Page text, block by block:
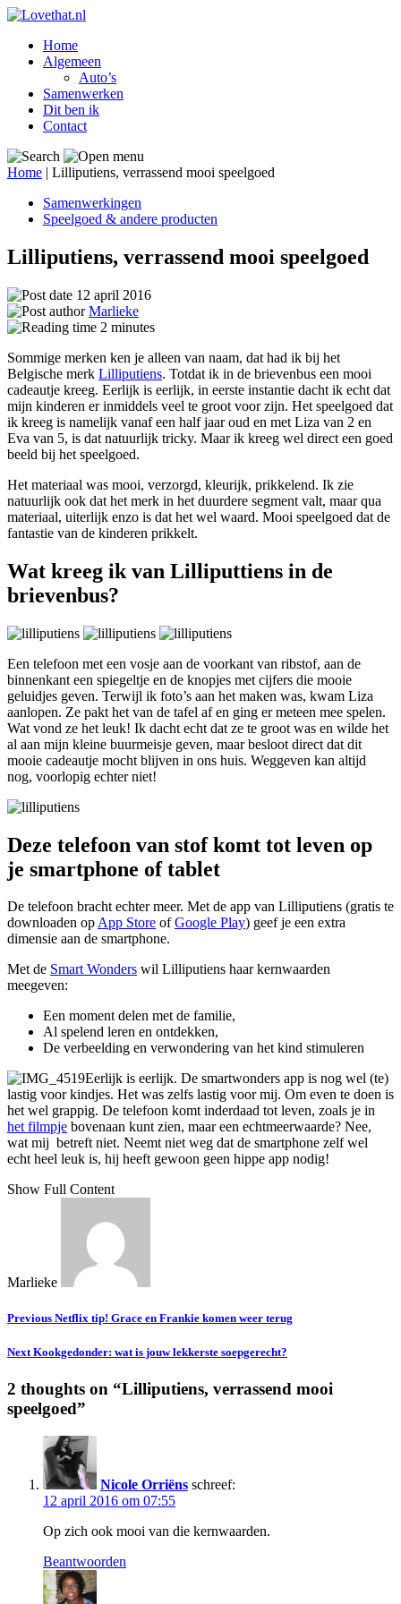
Home
Algemeen
Auto’s
Samenwerken
Dit ben ik
Contact
Home | Lilliputiens, verrassend mooi speelgoed
Samenwerkingen
Speelgoed & andere producten
Lilliputiens, verrassend mooi speelgoed
12 april 2016
Marlieke
2 minutes
Sommige merken ken je alleen van naam, dat had ik bij het
Belgische merk Lilliputiens. Totdat ik in de brievenbus een mooi
cadeautje kreeg. Eerlijk is eerlijk, in eerste instantie dacht ik echt dat
mijn kinderen er inmiddels veel te groot voor zijn. Het speelgoed dat
ik kreeg is namelijk vanaf een half jaar oud en met Liza van 2 en
Eva van 5, is dat natuurlijk tricky. Maar ik kreeg wel direct een goed
beeld bij het speelgoed.
Het materiaal was mooi, verzorgd, kleurijk, prikkelend. Ik zie
natuurlijk ook dat het merk in het duurdere segment valt, maar qua
materiaal, uiterlijk enzo is dat het wel waard. Mooi speelgoed dat de
fantastie van de kinderen prikkelt.
Wat kreeg ik van Lilliputtiens in de
brievenbus?
Een telefoon met een vosje aan de voorkant van ribstof, aan de
binnenkant een spiegeltje en de knopjes met cijfers die mooie
geluidjes geven. Terwijl ik foto’s aan het maken was, kwam Liza
aanlopen. Ze pakt het van de tafel af en ging er meteen mee spelen.
Wat vond ze het leuk! Ik dacht echt dat ze te groot was en wilde het
al aan mijn kleine buurmeisje geven, maar besloot direct dat dit
mooie cadeautje mocht blijven in ons huis. Weggeven kan altijd
nog, voorlopig echter niet!
Deze telefoon van stof komt tot leven op
je smartphone of tablet
De telefoon bracht echter meer. Met de app van Lilliputiens (gratis te
downloaden opApp Store ofGoogle Play) geef je een extra
dimensie aan de smartphone.
Met de Smart Wonders wil Lilliputiens haar kernwaarden
meegeven:
Een moment delen met de familie,
Al spelend leren en ontdekken,
De verbeelding en verwondering van het kind stimuleren
Eerlijk is eerlijk. De smartwonders app is nog wel (te)
lastig voor kindjes. Het was zelfs lastig voor mij. Om even te doen is
het wel grappig. De telefoon komt inderdaad tot leven, zoals je in
het filmpje bovenaan kunt zien, maar een echtmeerwaarde? Nee,
wat mij betreft niet. Neemt niet weg dat de smartphone zelf wel
echt heel leuk is, hij heeft gewoon geen hippe app nodig!
Show Full Content
Marlieke
Previous Netflix tip! Grace en Frankie komen weer terug
Next Kookgedonder: wat is jouw lekkerste soepgerecht?
2 thoughts on “Lilliputiens, verrassend mooi
speelgoed”
Nicole Orriëns schreef:
12 april 2016 om 07:55
Op zich ook mooi van die kernwaarden.
Beantwoorden